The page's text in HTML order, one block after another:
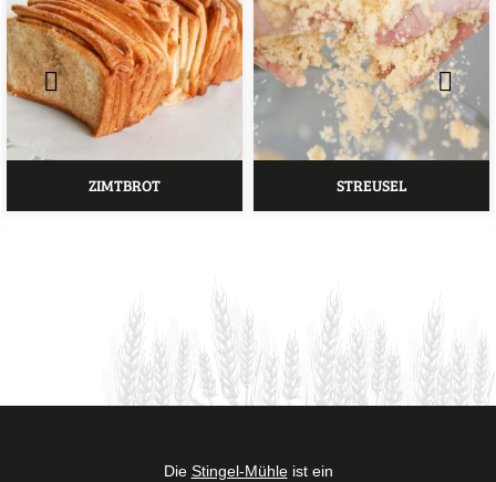
ZIMTBROT STREUSEL
Die Stingel-Mühleist ein